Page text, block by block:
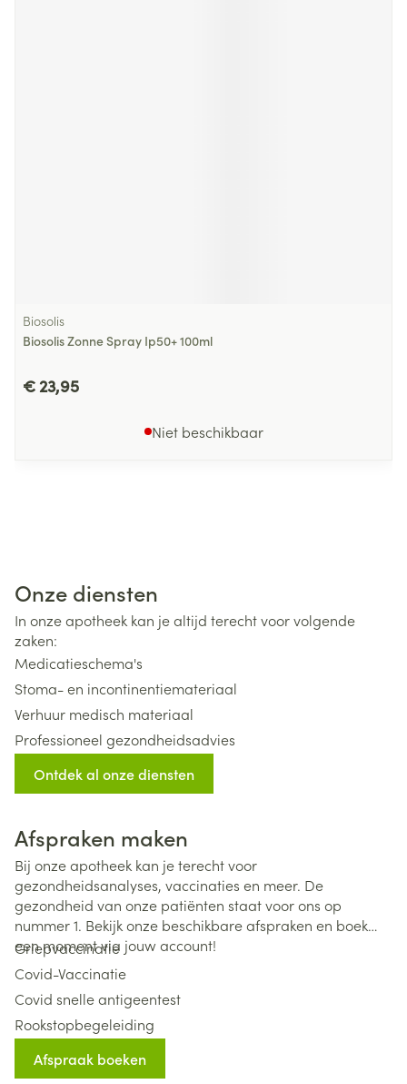
Biosolis
Biosolis Zonne Spray Ip50+ 100ml
€ 23,95
Niet beschikbaar
Onze diensten
In onze apotheek kan je altijd terecht voor volgende
zaken:
Medicatieschema's
Stoma- en incontinentiemateriaal
Verhuur medisch materiaal
Professioneel gezondheidsadvies
Zwangerschapsbegeleiding
Homeopathie
Ontdek al onze diensten
Afspraken maken
Bij onze apotheek kan je terecht voor
gezondheidsanalyses, vaccinaties en meer. De
gezondheid van onze patiënten staat voor ons op
nummer 1. Bekijk onze beschikbare afspraken en boek
een moment via jouw account!
Griepvaccinatie
Covid-Vaccinatie
Covid snelle antigeentest
Rookstopbegeleiding
Afspraak boeken